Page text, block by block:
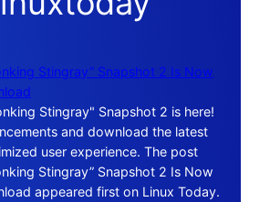
Stingray” Snapshot 2 Is Now
Stingray" Snapshot 2 is here!
and download the latest
user experience. The post
Stingray” Snapshot 2 Is Now
appeared first on Linux Today.